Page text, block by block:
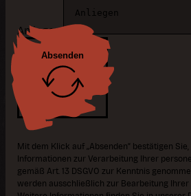
Anliegen
Absenden
Mit dem Klick auf „Absenden“ bestätigen
Informationen zur Verarbeitung Ihrer
gemäß Art. 13 DSGVO zur Kenntnis
werden ausschließlich zur Bearbeitung